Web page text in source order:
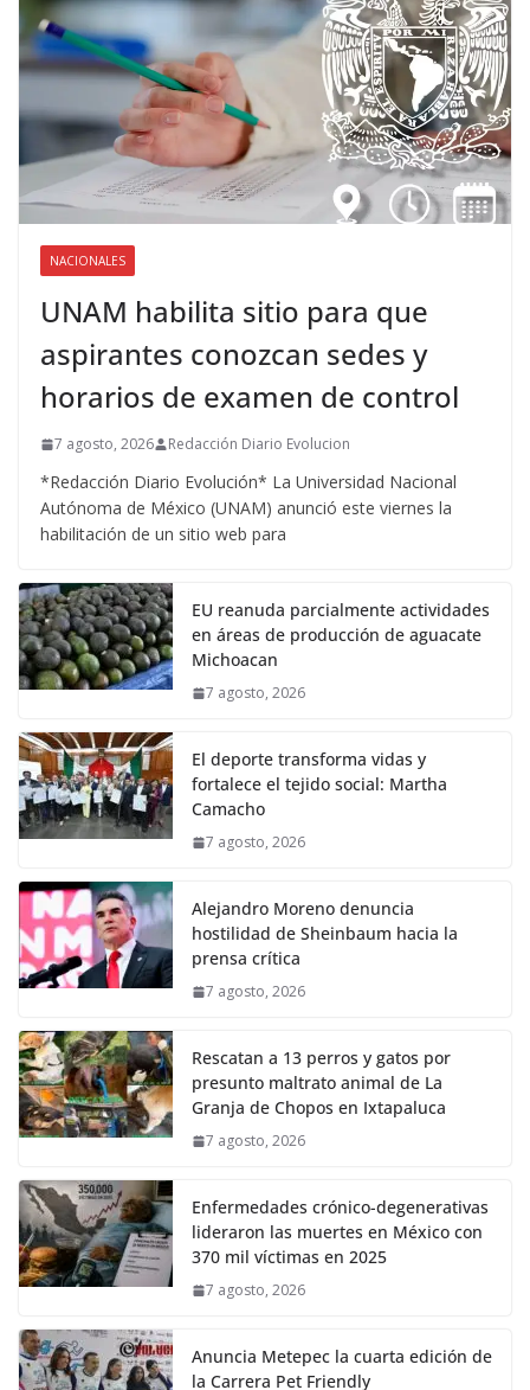
NACIONALES
UNAM habilita sitio para que
aspirantes conozcan sedes y
horarios de examen de control
7 agosto, 2026 Redacción Diario Evolucion
*Redacción Diario Evolución* La Universidad Nacional
Autónoma de México (UNAM) anunció este viernes la
habilitación de un sitio web para
EU reanuda parcialmente actividades
en áreas de producción de aguacate
Michoacan
7 agosto, 2026
El deporte transforma vidas y
fortalece el tejido social: Martha
Camacho
7 agosto, 2026
Alejandro Moreno denuncia
hostilidad de Sheinbaum hacia la
prensa crítica
7 agosto, 2026
Rescatan a 13 perros y gatos por
presunto maltrato animal de La
Granja de Chopos en Ixtapaluca
7 agosto, 2026
Enfermedades crónico-degenerativas
lideraron las muertes en México con
370 mil víctimas en 2025
7 agosto, 2026
Anuncia Metepec la cuarta edición de
la Carrera Pet Friendly